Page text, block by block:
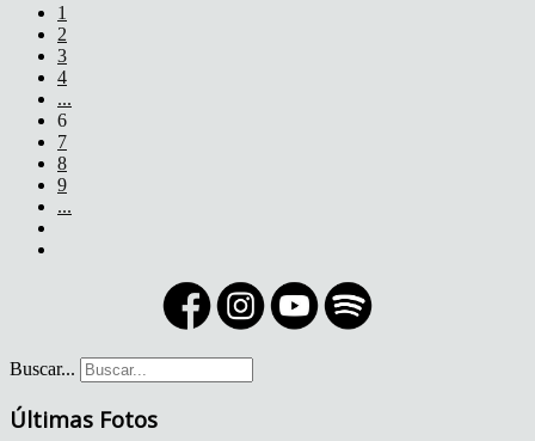
1
2
3
4
...
6
7
8
9
...
Buscar...
Últimas Fotos